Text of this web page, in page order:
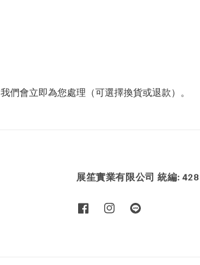
會立即為您處理（可選擇換貨或退款）。
展笙實業有限公司 統編: